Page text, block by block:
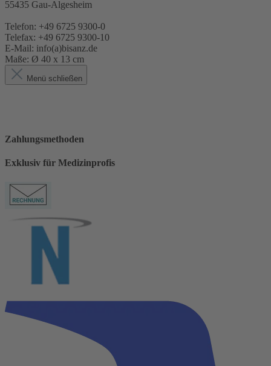
55435 Gau-Algesheim
Telefon: +49 6725 9300-0
Telefax: +49 6725 9300-10
E-Mail: info(a)bisanz.de
Maße: Ø 40 x 13 cm
Menü schließen
Zahlungsmethoden
Exklusiv für Medizinprofis